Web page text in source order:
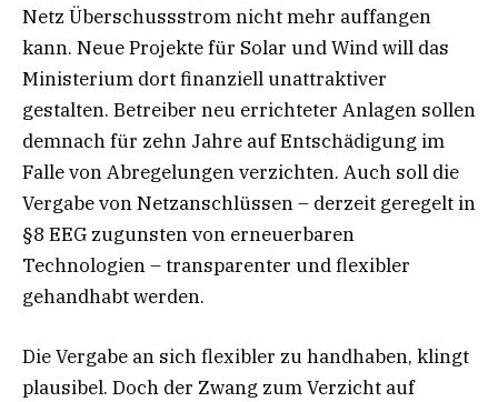
Netz Überschussstrom nicht mehr auffangen
kann. Neue Projekte für Solar und Wind will das
Ministerium dort finanziell unattraktiver
gestalten. Betreiber neu errichteter Anlagen sollen
demnach für zehn Jahre auf Entschädigung im
Falle von Abregelungen verzichten. Auch soll die
Vergabe von Netzanschlüssen – derzeit geregelt in
§8 EEG zugunsten von erneuerbaren
Technologien – transparenter und flexibler
gehandhabt werden.
Die Vergabe an sich flexibler zu handhaben, klingt
plausibel. Doch der Zwang zum Verzicht auf